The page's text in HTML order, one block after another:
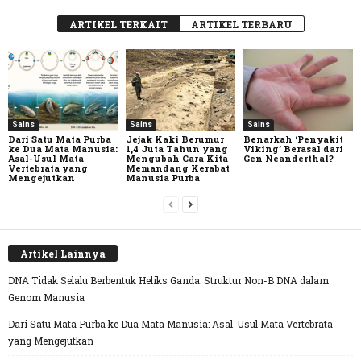
ARTIKEL TERKAIT ARTIKEL TERBARU
Sains
Dari Satu Mata Purba
ke Dua Mata Manusia:
Asal-Usul Mata
Vertebrata yang
Mengejutkan
Sains
Jejak Kaki Berumur
1,4 Juta Tahun yang
Mengubah Cara Kita
Memandang Kerabat
Manusia Purba
Sains
Benarkah ‘Penyakit
Viking’ Berasal dari
Gen Neanderthal?
Artikel Lainnya
DNA Tidak Selalu Berbentuk Heliks Ganda: Struktur Non-B DNA dalam
Genom Manusia
Dari Satu Mata Purba ke Dua Mata Manusia: Asal-Usul Mata Vertebrata
yang Mengejutkan